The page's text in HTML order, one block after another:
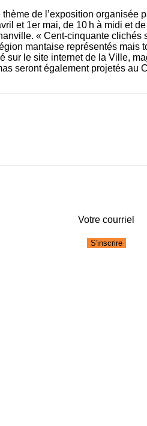
de l’exposition organisée
et 1er mai, de 10 h à midi et
« Cent-cinquante clichés
mantaise représentés mais
sur le site internet de la Ville,
seront également projetés au
Votre courriel